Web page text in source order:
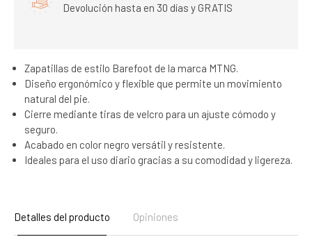
Devolución hasta en 30 días y GRATIS
Zapatillas de estilo Barefoot de la marca MTNG.
Diseño ergonómico y flexible que permite un movimiento
natural del pie.
Cierre mediante tiras de velcro para un ajuste cómodo y
seguro.
Acabado en color negro versátil y resistente.
Ideales para el uso diario gracias a su comodidad y ligereza.
Detalles del producto Opiniones